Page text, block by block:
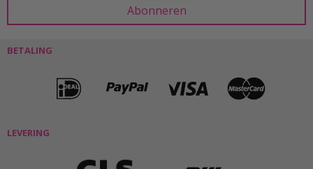
BETALING
LEVERING